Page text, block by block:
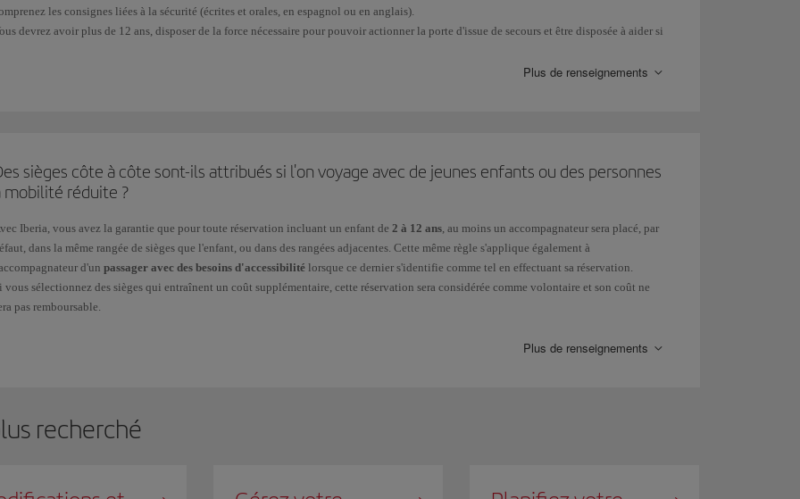
les consignes liées à la sécurité (écrites et orales, en espagnol ou en anglais).
devrez avoir plus de 12 ans, disposer de la force nécessaire pour pouvoir actionner la porte d'issue de secours et être disposée à aider si
Vous êtes dans un état de grossesse avancée.
Vous voyagez avec d'autres personnes à votre charge, qui pourraient avoir besoin de votre aide en cas d'urgence.
Vous voyagez avec des animaux en cabine.
Vous prenez un médicament susceptible d'empêcher le respect de ces conditions.
Plus de renseignements
sièges côte à côte sont-ils attribués si l'on voyage avec de jeunes enfants ou des personnes
mobilité réduite ?
Iberia, vous avez la garantie que pour toute réservation incluant un enfant de 2 à 12 ans, au moins un accompagnateur sera placé, par
dans la même rangée de sièges que l'enfant, ou dans des rangées adjacentes. Cette même règle s'applique également à
d'un passager avec des besoins d'accessibilité lorsque ce dernier s'identifie comme tel en effectuant sa réservation.
vous sélectionnez des sièges qui entraînent un coût supplémentaire, cette réservation sera considérée comme volontaire et son coût ne
pas remboursable.
Plus de renseignements
recherché